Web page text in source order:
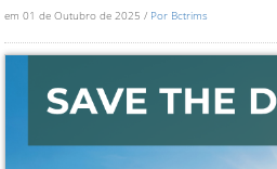
em 01 de Outubro de 2025 / Por Bctrims